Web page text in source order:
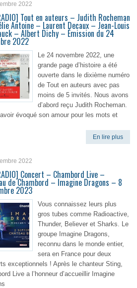
2022
Tout en auteurs – Judith Rocheman
Antoine – Laurent Decaux – Jean-Louis
– Albert Dichy – Émission du 24
2022
Le 24 novembre 2022, une
grande page d’histoire a été
ouverte dans le dixième numéro
de Tout en auteurs avec pas
moins de 5 invités. Nous avons
d’abord reçu Judith Rocheman.
évoqué son amour pour les mots et
En lire plus
2022
Concert – Chambord Live –
de Chambord – Imagine Dragons – 8
2023
Vous connaissez leurs plus
gros tubes comme Radioactive,
Thunder, Believer et Sharks. Le
groupe Imagine Dragons,
reconnu dans le monde entier,
sera en France pour deux
exceptionnels ! Après le chanteur Sting,
Live a l’honneur d’accueillir Imagine